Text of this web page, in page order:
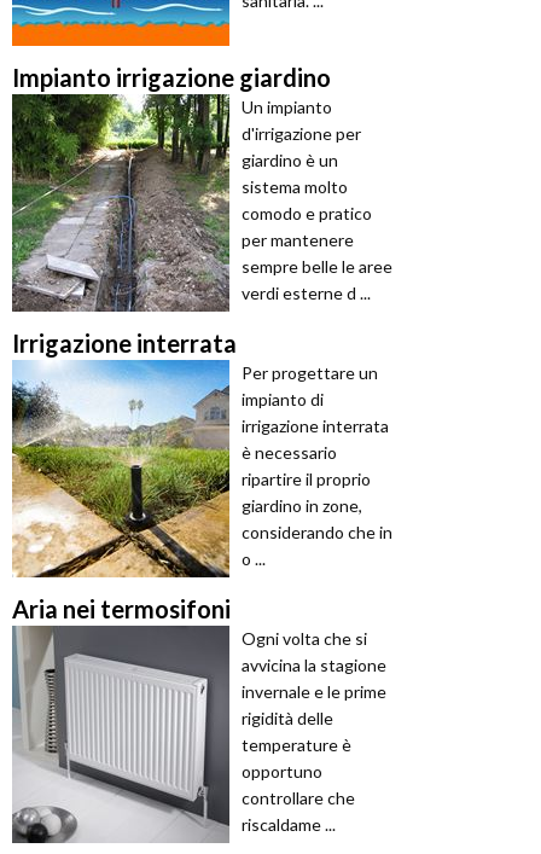
Impianto irrigazione giardino
Un impianto
d'irrigazione per
giardino è un
sistema molto
comodo e pratico
per mantenere
sempre belle le aree
verdi esterne d ...
Irrigazione interrata
Per progettare un
impianto di
irrigazione interrata
è necessario
ripartire il proprio
giardino in zone,
considerando che in
o ...
Aria nei termosifoni
Ogni volta che si
avvicina la stagione
invernale e le prime
rigidità delle
temperature è
opportuno
controllare che
riscaldame ...